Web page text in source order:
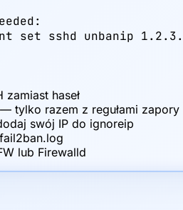
set sshd unbanip
haseł
tylko razem z regułami zapory
swój IP do ignoreip
lub Firewalld